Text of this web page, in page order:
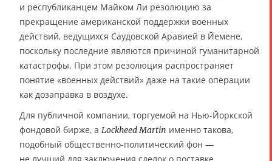
и республиканцем Майком Ли резолюцию за
прекращение американской поддержки военных
действий, ведущихся Саудовской Аравией в Йемене,
поскольку последние являются причиной гуманитарной
катастрофы. При этом резолюция распространяет
понятие «военных действий» даже на такие операции
как дозаправка в воздухе.
Для публичной компании, торгуемой на Нью-Йоркской
фондовой бирже, а Lockheed Martin именно такова,
подобный общественно-политический фон —